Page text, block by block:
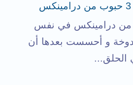
حبوب من درامينكس في نفس
و أحسست بعدها أن
الحلق...